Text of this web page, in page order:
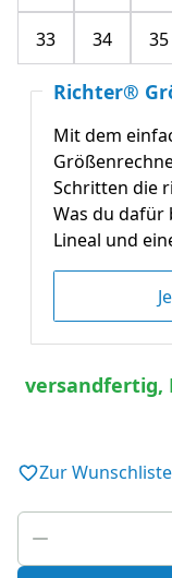
33 34 35
Richter®
Mit dem
Schritten die
Was du dafür
Lineal und
versandfertig,
Zur